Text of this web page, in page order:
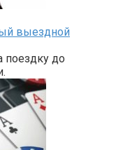
выездной
поездку до